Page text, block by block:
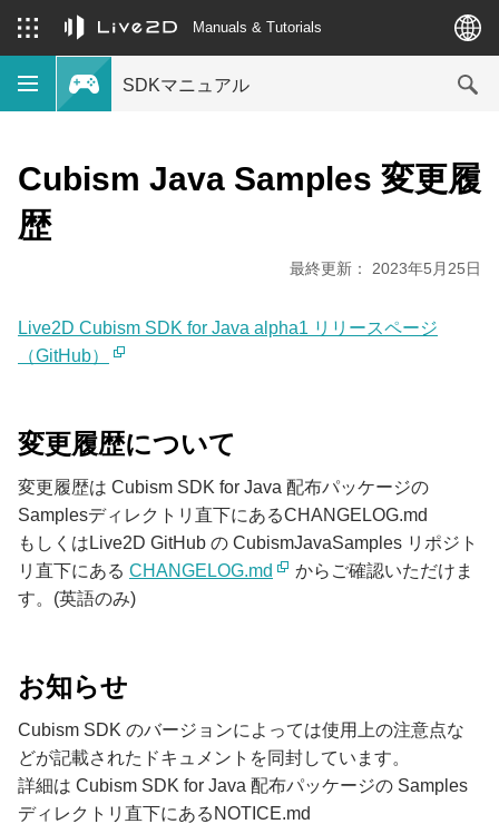
Manuals & Tutorials
SDKマニュアル
Cubism Java Samples 変更履
歴
最終更新： 2023年5月25日
Live2D Cubism SDK for Java alpha1 リリースページ
（GitHub）
変更履歴について
変更履歴は Cubism SDK for Java 配布パッケージの
Samplesディレクトリ直下にあるCHANGELOG.md
もしくはLive2D GitHub の CubismJavaSamples リポジト
リ直下にある CHANGELOG.md
からご確認いただけま
す。(英語のみ)
お知らせ
Cubism SDK のバージョンによっては使用上の注意点な
どが記載されたドキュメントを同封しています。
詳細は Cubism SDK for Java 配布パッケージの Samples
ディレクトリ直下にあるNOTICE.md